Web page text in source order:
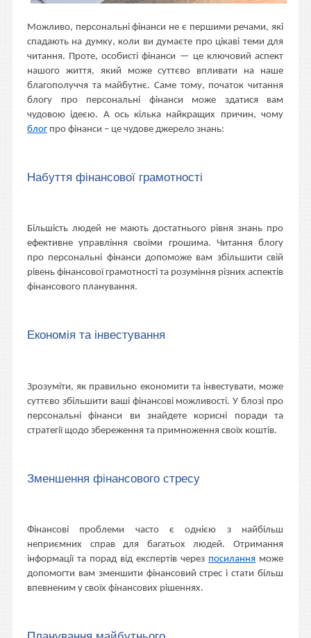
Можливо, персональні фінанси не є першими речами, які
спадають на думку, коли ви думаєте про цікаві теми для
читання. Проте, особисті фінанси — це ключовий аспект
нашого життя, який може суттєво впливати на наше
благополуччя та майбутнє. Саме тому, початок читання
блогу про персональні фінанси може здатися вам
чудовою ідеєю. А ось кілька найкращих причин, чому
блог про фінанси – це чудове джерело знань:
Набуття фінансової грамотності
Більшість людей не мають достатнього рівня знань про
ефективне управління своїми грошима. Читання блогу
про персональні фінанси допоможе вам збільшити свій
рівень фінансової грамотності та розуміння різних аспектів
фінансового планування.
Економія та інвестування
Зрозуміти, як правильно економити та інвестувати, може
суттєво збільшити ваші фінансові можливості. У блозі про
персональні фінанси ви знайдете корисні поради та
стратегії щодо збереження та примноження своїх коштів.
Зменшення фінансового стресу
Фінансові проблеми часто є однією з найбільш
неприємних справ для багатьох людей. Отримання
інформації та порад від експертів через посилання може
допомогти вам зменшити фінансовий стрес і стати більш
впевненим у своїх фінансових рішеннях.